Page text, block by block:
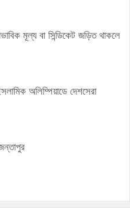
মূল্য বা সিন্ডিকেট জড়িত থাকলে
অলিম্পিয়াডে দেশসেরা